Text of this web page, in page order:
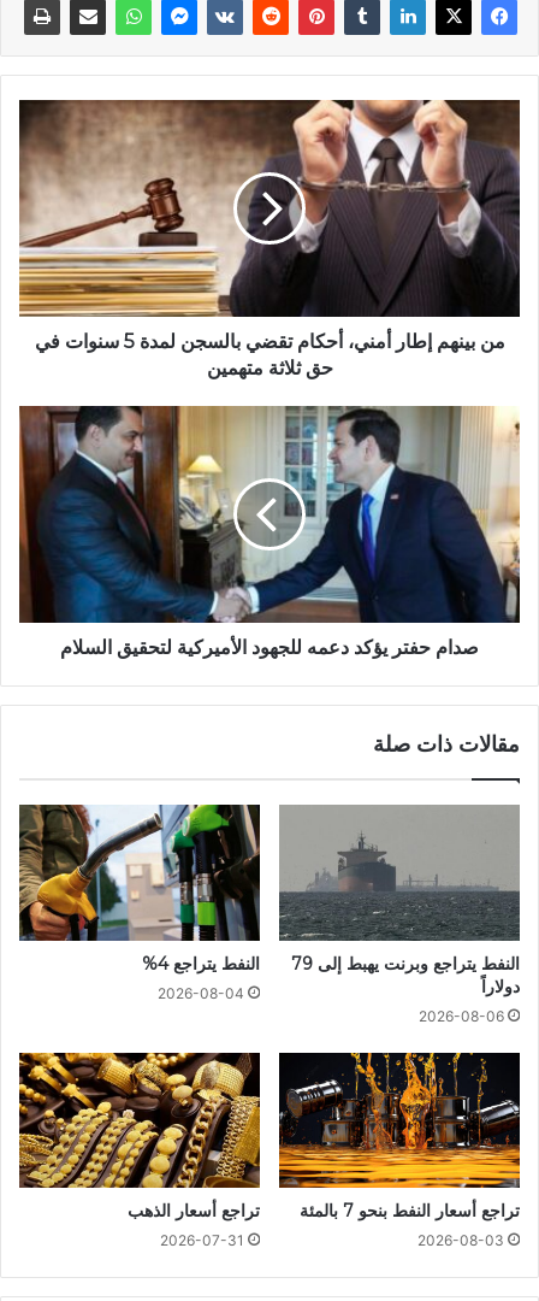
من بينهم إطار أمني، أحكام تقضي بالسجن لمدة 5 سنوات في
حق ثلاثة متهمين
صدام حفتر يؤكد دعمه للجهود الأميركية لتحقيق السلام
مقالات ذات صلة
النفط يتراجع وبرنت يهبط إلى 79
دولاراً
2026-08-06
النفط يتراجع 4%
2026-08-04
تراجع أسعار النفط بنحو 7 بالمئة
2026-08-03
تراجع أسعار الذهب
2026-07-31